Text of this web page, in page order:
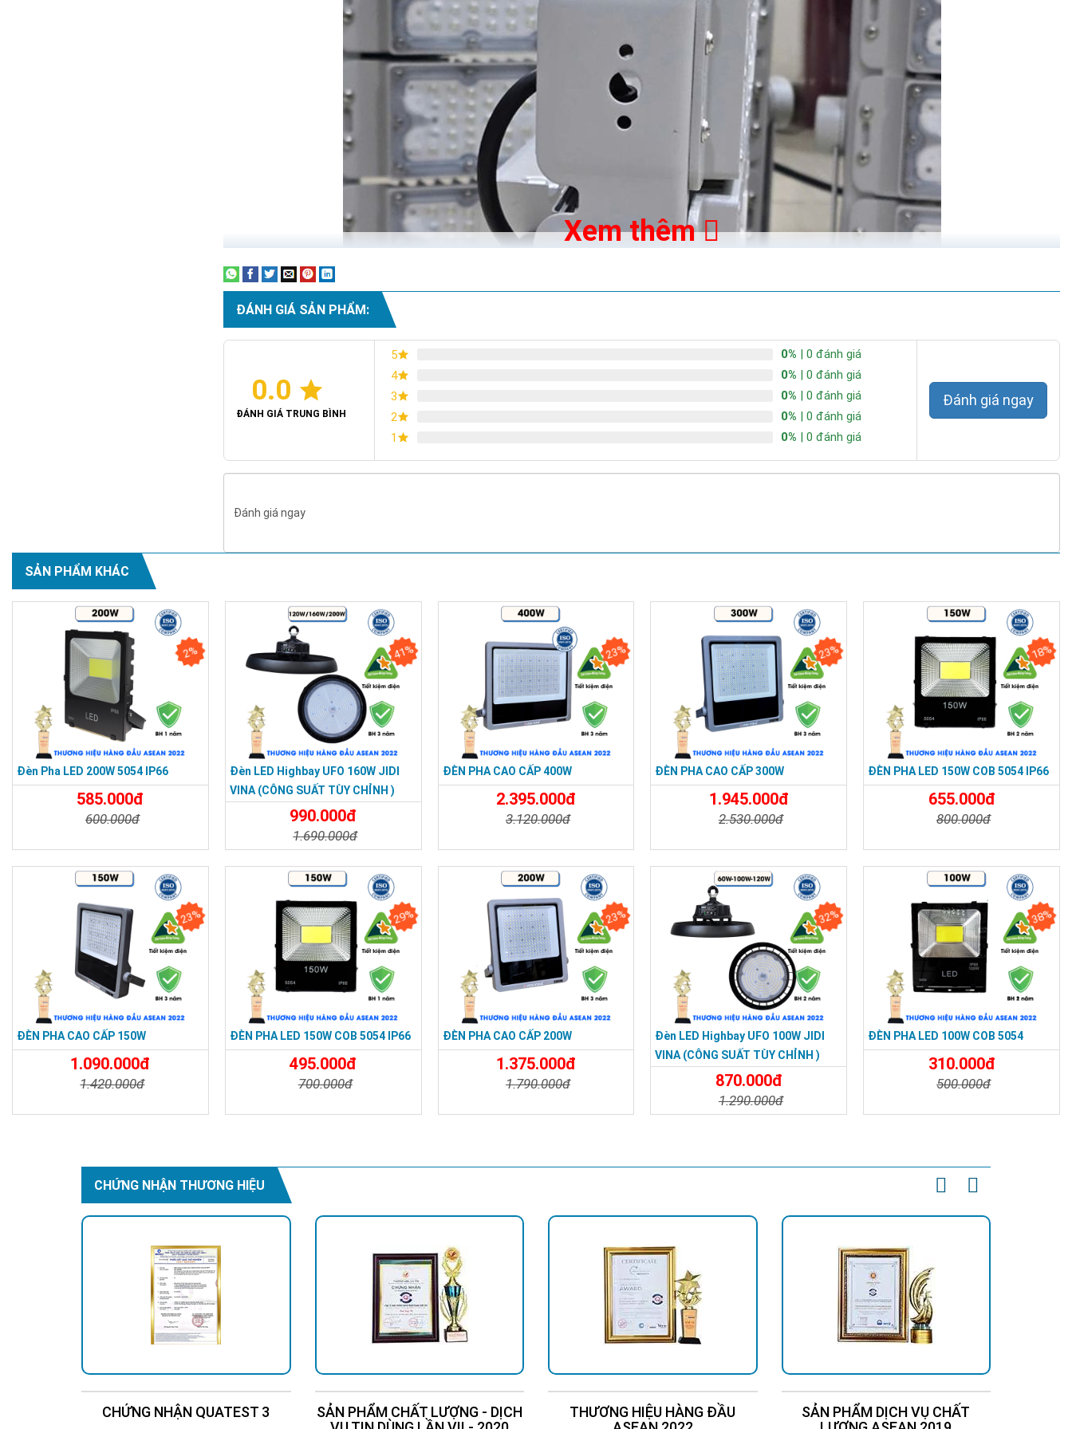
CÔNG TY TNHH THƯƠNG MẠI KỸ THUẬT HOÀNG QUỐC BẢO
* CN Thủ Đức: 309 Quốc lộ 13, P. Hiệp Bình Phước, TP. Thủ Đức
* CN Đồng Nai: 2394 Quốc Lộ 1K, Phường Hóa An, TP. Biên Hòa, Tỉnh Đồng Nai
* CN BR-VT: 600 Cách Mạng Tháng 8, Phường Phước Trung, TP. Bà Rịa
* CN Hà Nội: P914 Tòa Nhà CT4C/X2 KĐT Bắc Linh Đàm - Hoàng Mai - Hà Nội
* CN Cần Thơ: 280 Đường Phạm Hùng, P. Lê Bình, Q. Cái Răng, TP Cần Thơ
Xem thêm
ĐÁNH GIÁ SẢN PHẨM:
0.0
ĐÁNH GIÁ TRUNG BÌNH
5 0% | 0 đánh giá
4
0% | 0 đánh giá
3
0% | 0 đánh giá
2
0% | 0 đánh giá
1
0% | 0 đánh giá
Đánh giá ngay
Đánh giá ngay
SẢN PHẨM KHÁC
2%
Đèn Pha LED 200W 5054 IP66
585.000đ
600.000đ
41%
Đèn LED Highbay UFO 160W JIDI
VINA (CÔNG SUẤT TÙY CHỈNH )
990.000đ
1.690.000đ
23%
ĐÈN PHA CAO CẤP 400W
2.395.000đ
3.120.000đ
23%
ĐÈN PHA CAO CẤP 300W
1.945.000đ
2.530.000đ
18%
ĐÈN PHA LED 150W COB 5054 IP66
655.000đ
800.000đ
23%
ĐÈN PHA CAO CẤP 150W
1.090.000đ
1.420.000đ
29%
ĐÈN PHA LED 150W COB 5054 IP66
495.000đ
700.000đ
23%
ĐÈN PHA CAO CẤP 200W
1.375.000đ
1.790.000đ
32%
Đèn LED Highbay UFO 100W JIDI
VINA (CÔNG SUẤT TÙY CHỈNH )
870.000đ
1.290.000đ
38%
ĐÈN PHA LED 100W COB 5054
310.000đ
500.000đ
CHỨNG NHẬN THƯƠNG HIỆU
CHỨNG NHẬN QUATEST 3
SẢN PHẨM CHẤT LƯỢNG - DỊCH
THƯƠNG HIỆU HÀNG ĐẦU
SẢN PHẨM DỊCH VỤ CHẤT